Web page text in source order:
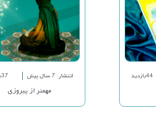
44بازدید انتشار: 7 سال پیش 37بازدید
مهمتر از پیروزی